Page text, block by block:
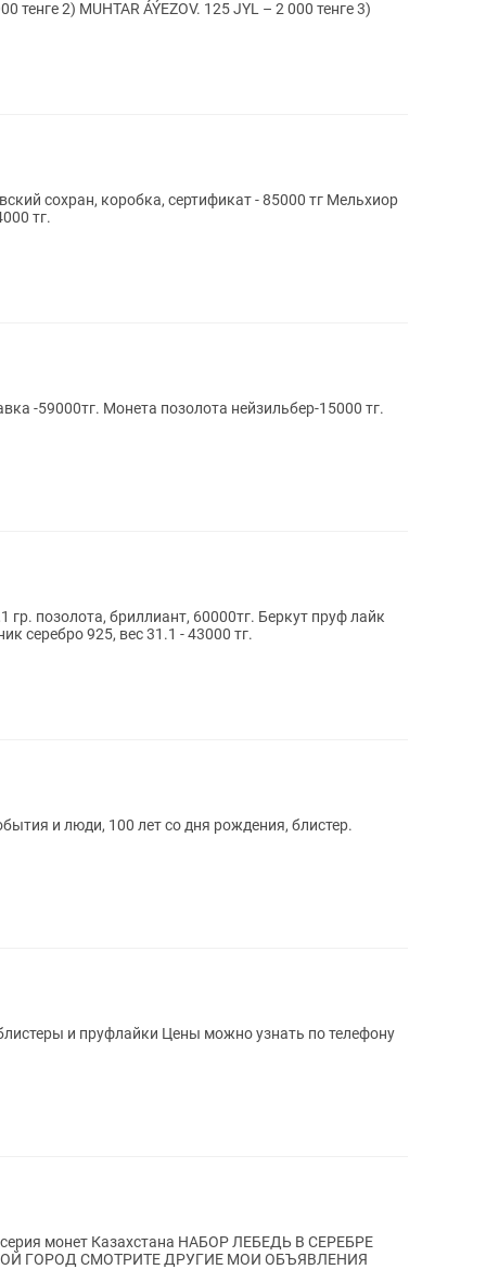
сохран, коробка, сертификат - 85000 тг Мельхиор
тг.
-59000тг. Монета позолота нейзильбер-15000 тг.
гр. позолота, бриллиант, 60000тг. Беркут пруф лайк
серебро 925, вес 31.1 - 43000 тг.
и люди, 100 лет со дня рождения, блистер.
НАБОР ЛЕБЕДЬ В СЕРЕБРЕ
ПРУФЕ И БЛИСТЕРЕ ОТПРАВКА В ЛЮБОЙ ГОРОД СМОТРИТЕ ДРУГИЕ МОИ ОБЪЯВЛЕНИЯ